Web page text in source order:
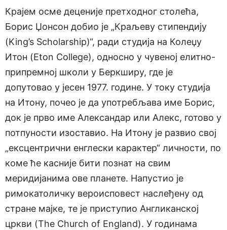
Крајем осме деценије претходног столећа,
Борис Џонсон добио је „Краљеву стипендију
(King’s Scholarship)“, ради студија на Колеџу
Итон (Eton College), односно у чувеној елитно-
припремној школи у Беркширу, где је
допутовао у јесен 1977. године. У току студија
на Итону, почео је да употребљава име Борис,
док је прво име Александар или Алекс, готово у
потпуности изоставио. На Итону је развио свој
„ексцентрични енглески карактер“ личности, по
коме ће касније бити познат на свим
меридијанима ове планете. Напустио је
римокатоличку вероисповест наслеђену од
стране мајке, те је приступио Англиканској
цркви (The Church of England). У годинама